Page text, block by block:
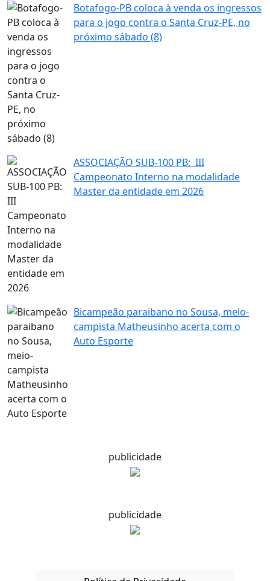
Botafogo-PB coloca à venda os ingressos
para o jogo contra o Santa Cruz-PE, no
próximo sábado (8)
ASSOCIAÇÃO SUB-100 PB: III
Campeonato Interno na modalidade
Master da entidade em 2026
Bicampeão paraibano no Sousa, meio-
campista Matheusinho acerta com o
Auto Esporte
publicidade
publicidade